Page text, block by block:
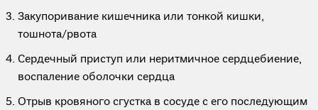
Закупоривание кишечника или тонкой кишки,
тошнота/рвота
Сердечный приступ или неритмичное сердцебиение,
воспаление оболочки сердца
Отрыв кровяного сгустка в сосуде с его последующим